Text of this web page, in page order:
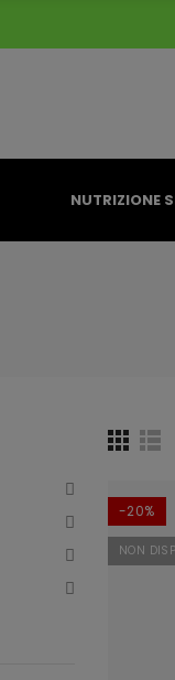
NUTRIZIONE
-20%
NON